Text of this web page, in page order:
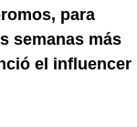
para
semanas más
el influencer